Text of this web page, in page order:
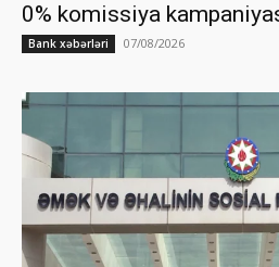
0% komissiya
Bank xəbərləri 07/08/2026